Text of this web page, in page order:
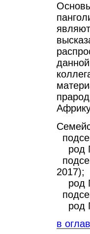
род
2017);
род
род
в